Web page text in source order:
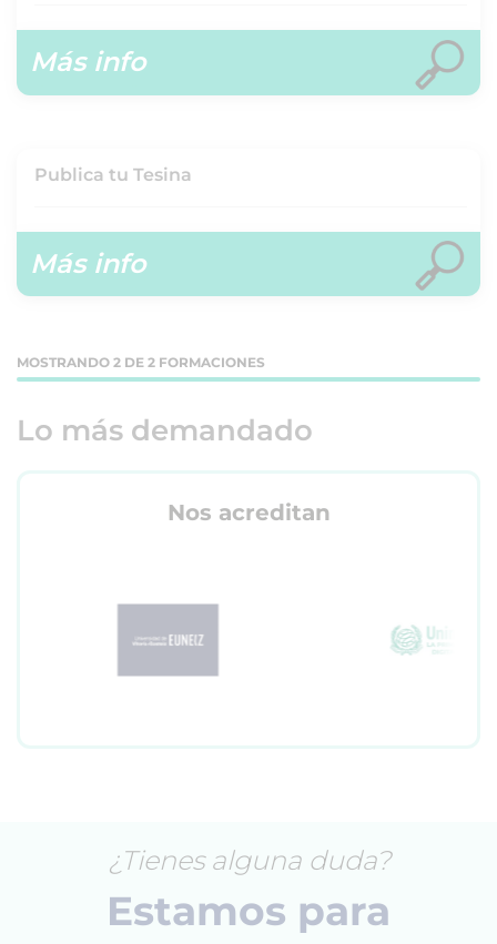
Más info
Publica tu Tesina
Más info
MOSTRANDO 2 DE 2 FORMACIONES
Lo más demandado
Nos acreditan
¿Tienes alguna duda?
Estamos para